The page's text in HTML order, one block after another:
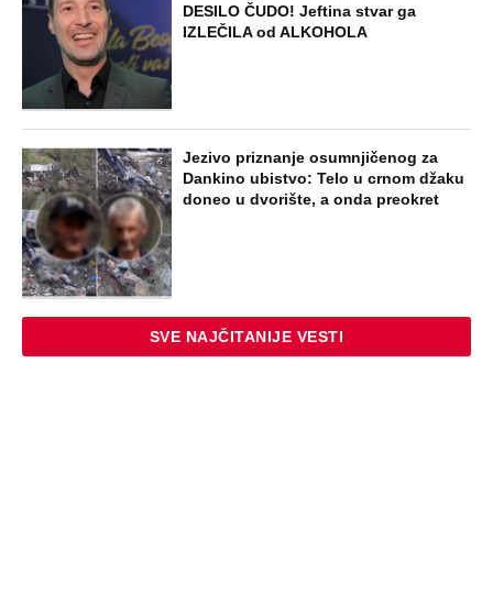
DESILO ČUDO! Jeftina stvar ga
IZLEČILA od ALKOHOLA
Jezivo priznanje osumnjičenog za
Dankino ubistvo: Telo u crnom džaku
doneo u dvorište, a onda preokret
SVE NAJČITANIJE VESTI